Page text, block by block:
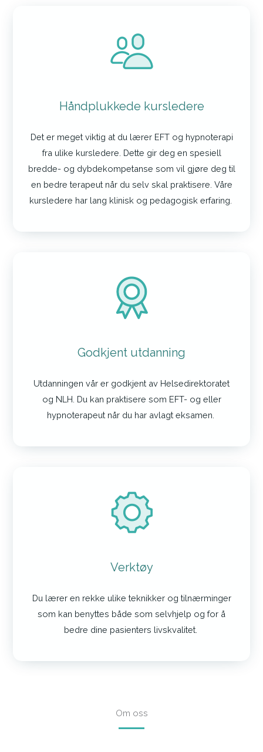
Håndplukkede kursledere
Det er meget viktig at du lærer EFT og hypnoterapi
fra ulike kursledere. Dette gir deg en spesiell
bredde- og dybdekompetanse som vil gjøre deg til
en bedre terapeut når du selv skal praktisere. Våre
kursledere har lang klinisk og pedagogisk erfaring.
Godkjent utdanning
Utdanningen vår er godkjent av Helsedirektoratet
og NLH. Du kan praktisere som EFT- og eller
hypnoterapeut når du har avlagt eksamen.
Verktøy
Du lærer en rekke ulike teknikker og tilnærminger
som kan benyttes både som selvhjelp og for å
bedre dine pasienters livskvalitet.
Om oss